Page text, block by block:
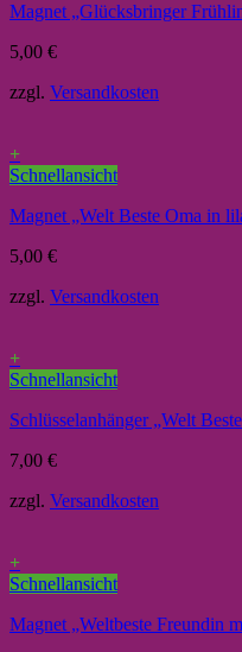
Magnet „Glücksbringer
5,00 €
zzgl. Versandkosten
+
Schnellansicht
Magnet „Welt Beste Oma in
5,00 €
zzgl. Versandkosten
+
Schnellansicht
Schlüsselanhänger „Welt
7,00 €
zzgl. Versandkosten
+
Schnellansicht
Magnet „Weltbeste Freundin